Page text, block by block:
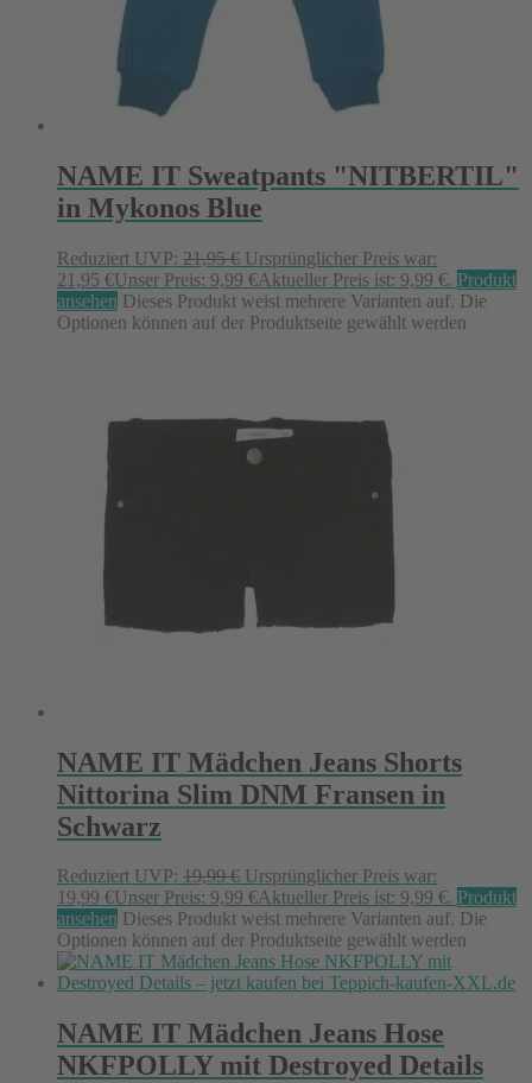
NAME IT Sweatpants "NITBERTIL"
in Mykonos Blue
Reduziert UVP: 21,95€ Ursprünglicher Preis war:
21,95 €Unser Preis: 9,99 €Aktueller Preis ist: 9,99 €. Produkt
ansehen Dieses Produkt weist mehrere Varianten auf. Die
Optionen können auf der Produktseite gewählt werden
NAME IT Mädchen Jeans Shorts
Nittorina Slim DNM Fransen in
Schwarz
Reduziert UVP: 19,99€ Ursprünglicher Preis war:
19,99 €Unser Preis: 9,99 €Aktueller Preis ist: 9,99 €. Produkt
ansehen Dieses Produkt weist mehrere Varianten auf. Die
Optionen können auf der Produktseite gewählt werden
NAME IT Mädchen Jeans Hose
NKFPOLLY mit Destroyed Details